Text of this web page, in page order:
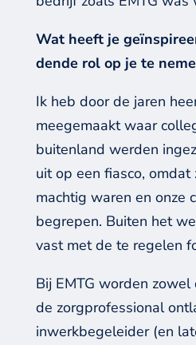
Wat heeft je
dende rol op je te
Ik heb door de jaren
meegemaakt waar
buitenland werden
uit op een fiasco,
machtig waren en onze
begrepen. Buiten het
vast met de te regelen
Bij EMTG worden
de zorgprofessional
inwerkbegeleider (en